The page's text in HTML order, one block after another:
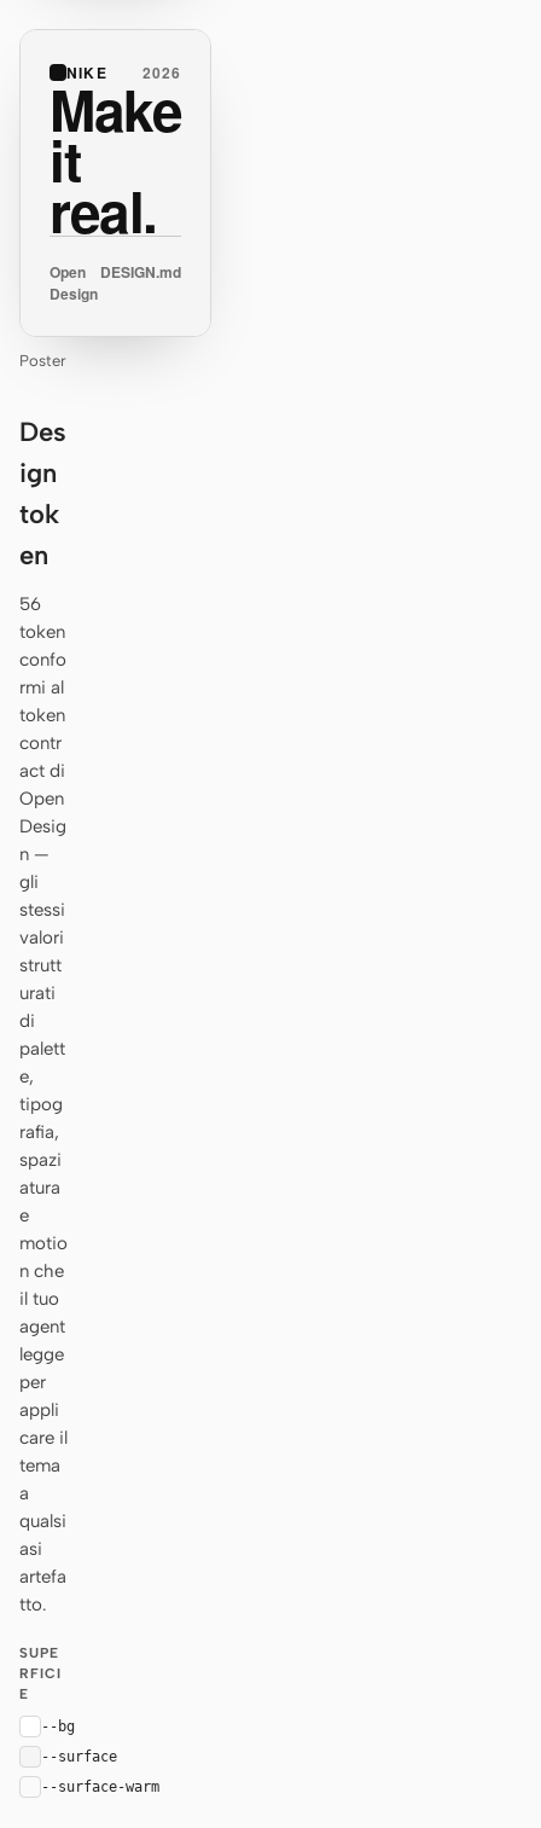
NIKE 2026
Make
it
real.
Open
Design
DESIGN.md
Poster
Des
ign
tok
en
56
token
confo
rmi al
token
contr
act di
Open
Desig
n —
gli
stessi
valori
strutt
urati
di
palett
e,
tipog
rafia,
spazi
atura
e
motio
n che
il tuo
agent
legge
per
appli
care il
tema
a
qualsi
asi
artefa
tto.
SUPE
RFICI
E
--bg
--surface
--surface-warm